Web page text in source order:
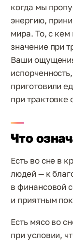
когда мы
энергию,
мира. То, с
значение при
Ваши
приготовили
при трактовке
Что
Есть во сне в
людей — к
в финансовой
и приятным
Есть мясо во
при условии,